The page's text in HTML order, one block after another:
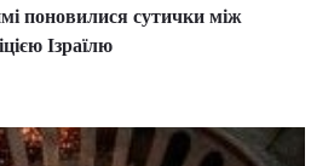
поновилися сутички між
Ізраїлю